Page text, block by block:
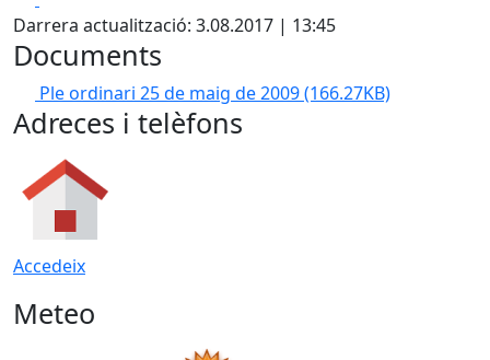
Darrera actualització: 3.08.2017 | 13:45
Documents
Ple ordinari 25 de maig de 2009(166.27KB)
Adreces i telèfons
Accedeix
Meteo